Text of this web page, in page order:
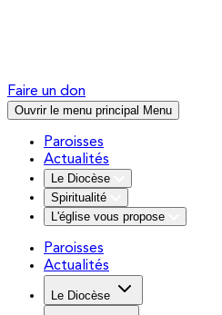
Faire un don
Ouvrir le menu principal Menu
Paroisses
Actualités
Le Diocèse
Spiritualité
L'église vous propose
Paroisses
Actualités
Le Diocèse